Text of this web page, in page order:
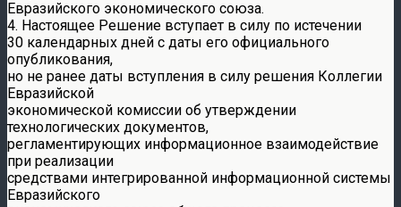
Евразийского экономического союза.
4. Настоящее Решение вступает в силу по истечении
30 календарных дней с даты его официального
опубликования,
но не ранее даты вступления в силу решения Коллегии
Евразийской
экономической комиссии об утверждении
технологических документов,
регламентирующих информационное взаимодействие
при реализации
средствами интегрированной информационной системы
Евразийского